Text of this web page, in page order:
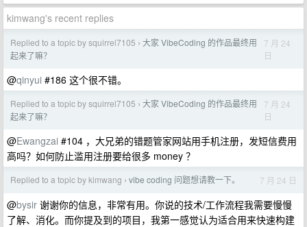
kimwang's recent replies
Replied to a topic by squirrel7105 › 大家 VibeCoding 的作品最终用
起来了嘛？
7 月 24
日
@qinyui #186 这个很不错。
Replied to a topic by squirrel7105 › 大家 VibeCoding 的作品最终用
起来了嘛？
7 月 24
日
@Ewangzai #104 ，大兄弟的错题管家网站用手机注册，发短信费用
高吗？如何防止滥用注册要给很多 money ？
Replied to a topic by kimwang › vibe coding 问题想请教一下。 7 月 24 日
@bysir 谢谢你的信息，非常有用。你说的技术/工作流程我需要慢慢
了解、消化。而你提及到的项目，我第一感觉认为适合用来快速构建